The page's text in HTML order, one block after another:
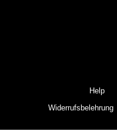
Help
Widerrufsbelehrung